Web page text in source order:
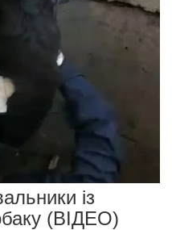
із
(ВІДЕО)